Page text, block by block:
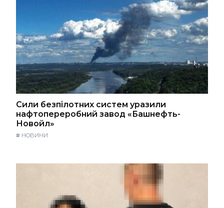
Сили безпілотних систем уразили
нафтопереробний завод «Башнефть-
Новойл»
# НОВИНИ